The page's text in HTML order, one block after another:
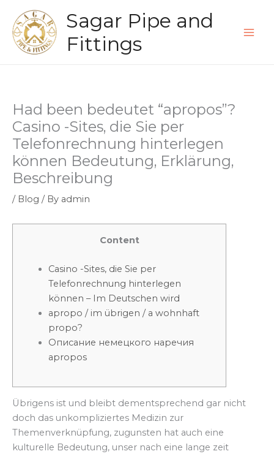
content
Sagar Pipe and
Fittings
Had been bedeutet “apropos”?
Casino -Sites, die Sie per
Telefonrechnung hinterlegen
können Bedeutung, Erklärung,
Beschreibung
/ Blog / By admin
Content
Casino -Sites, die Sie per
Telefonrechnung hinterlegen
können – Im Deutschen wird
apropo / im übrigen / a wohnhaft
propo?
Описание немецкого наречия
apropos
Übrigens ist und bleibt dementsprechend gar nicht
doch das unkompliziertes Medizin zur
Themenverknüpfung, zugunsten hat auch eine
kulturelle Bedeutung, unser nach eine lange zeit